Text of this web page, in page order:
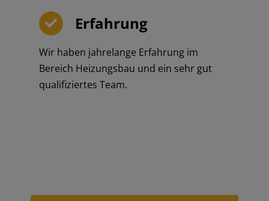
Erfahrung
Wir haben jahrelange Erfahrung im
Bereich Heizungsbau und ein sehr gut
qualifiziertes Team.